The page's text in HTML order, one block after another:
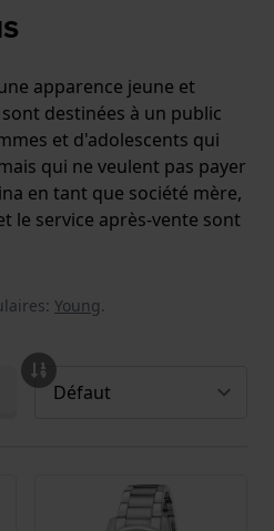
apparence jeune et
destinées à un public
et d'adolescents qui
qui ne veulent pas payer
en tant que société mère,
le service après-vente sont
Young.